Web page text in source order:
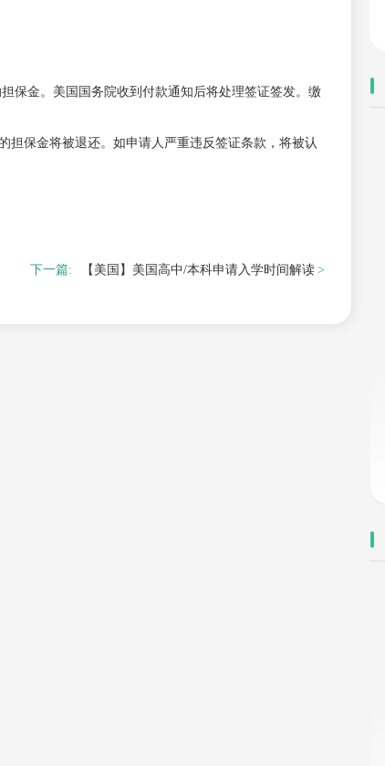
保金。美国国务院收到付款通知后将处理签证签发。缴
担保金将被退还。如申请人严重违反签证条款，将被认
【美国】美国高中/本科申请入学时间解读
下一篇: